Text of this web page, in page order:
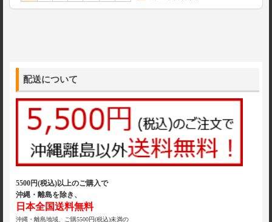
配送について
5500円(税込)以上のご購入で
沖縄・離島を除き、
日本全国送料無料
沖縄・離島地域、ご購5500円(税込)未満の